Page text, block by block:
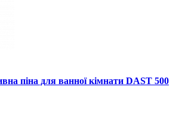
піна для ванної кімнати DAST 500